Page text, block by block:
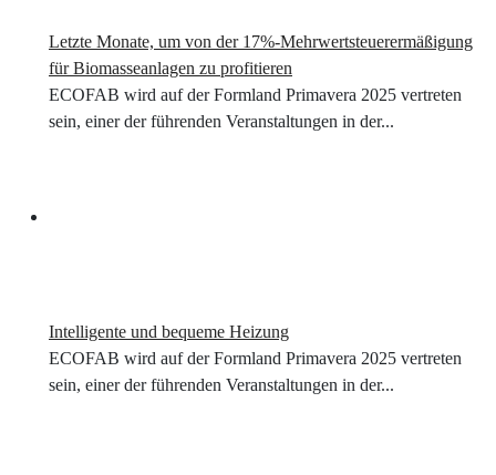
Letzte Monate, um von der 17%-Mehrwertsteuerermäßigung
für Biomasseanlagen zu profitieren
ECOFAB wird auf der Formland Primavera 2025 vertreten
sein, einer der führenden Veranstaltungen in der...
Intelligente und bequeme Heizung
ECOFAB wird auf der Formland Primavera 2025 vertreten
sein, einer der führenden Veranstaltungen in der...